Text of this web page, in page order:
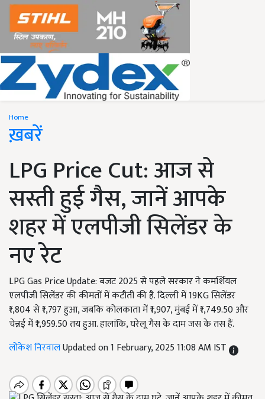
Home
ख़बरें
LPG Price Cut: आज से
सस्ती हुई गैस, जानें आपके
शहर में एलपीजी सिलेंडर के
नए रेट
LPG Gas Price Update: बजट 2025 से पहले सरकार ने कमर्शियल
एलपीजी सिलेंडर की कीमतों में कटौती की है. दिल्ली में 19KG सिलेंडर
₹1,804 से ₹1,797 हुआ, जबकि कोलकाता में ₹1,907, मुंबई में ₹1,749.50 और
चेन्नई में ₹1,959.50 तय हुआ. हालांकि, घरेलू गैस के दाम जस के तस हैं.
लोकेश निरवालUpdated on 1 February, 2025 11:08 AM IST